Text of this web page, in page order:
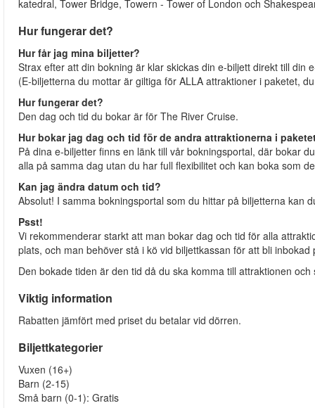
katedral, Tower Bridge, Towern - Tower of London och
Hur fungerar det?
Hur får jag mina biljetter?
Strax efter att din bokning är klar skickas din e-biljett direkt till din
(E-biljetterna du mottar är giltiga för ALLA attraktioner i paketet,
Hur fungerar det?
Den dag och tid du bokar är för The River Cruise.
Hur bokar jag dag och tid för de andra attraktionerna i
På dina e-biljetter finns en länk till vår bokningsportal, där bokar
alla på samma dag utan du har full flexibilitet och kan boka som
Kan jag ändra datum och tid?
Absolut! I samma bokningsportal som du hittar på biljetterna kan
Psst!
Vi rekommenderar starkt att man bokar dag och tid för alla
plats, och man behöver stå i kö vid biljettkassan för att bli
Den bokade tiden är den tid då du ska komma till attraktionen
Viktig information
Rabatten jämfört med priset du betalar vid dörren.
Biljettkategorier
Vuxen (16+)
Barn (2-15)
Små barn (0-1): Gratis